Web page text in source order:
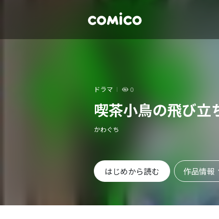
ドラマ 0
喫茶小鳥の飛び立
かわぐち
はじめから読む 作品情報